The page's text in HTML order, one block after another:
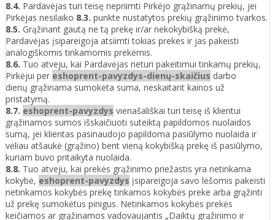
8.4. Pardavėjas turi teisę nepriimti Pirkėjo grąžinamų prekių, jei
Pirkėjas nesilaiko 8.3. punkte nustatytos prekių grąžinimo tvarkos.
8.5. Grąžinant gautą ne tą prekę ir/ar nekokybišką prekė,
Pardavėjas įsipareigoja atsiimti tokias prekes ir jas pakeisti
analogiškomis tinkamomis prekėmis.
8.6. Tuo atveju, kai Pardavėjas neturi pakeitimui tinkamų prekių,
Pirkėjui per eshoprent-pavyzdys-dienų-skaičius darbo
dienų grąžinama sumokėta suma, neskaitant kainos už
pristatymą.
8.7. eshoprent-pavyzdys vienašališkai turi teisę iš klientui
grąžinamos sumos išskaičiuoti suteiktą papildomos nuolaidos
sumą, jei klientas pasinaudojo papildoma pasiūlymo nuolaida ir
vėliau atšaukė (grąžino) bent vieną kokybišką prekę iš pasiūlymo,
kuriam buvo pritaikyta nuolaida.
8.8. Tuo atveju, kai prekės grąžinimo priežastis yra netinkama
kokybė, eshoprent-pavyzdys įsipareigoja savo lėšomis pakeisti
netinkamos kokybės prekę tinkamos kokybės preke arba grąžinti
už prekę sumokėtus pinigus. Netinkamos kokybės prekės
keičiamos ar grąžinamos vadovaujantis „Daiktų grąžinimo ir